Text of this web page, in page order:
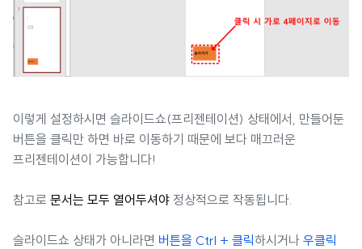
이렇게 설정하시면 슬라이드쇼(프리젠테이션) 상태에서, 만들어둔
버튼을 클릭만 하면 바로 이동하기 때문에 보다 매끄러운
프리젠테이션이 가능합니다!
참고로 문서는 모두 열어두셔야 정상적으로 작동됩니다.
슬라이드쇼 상태가 아니라면 버튼을 Ctrl + 클릭하시거나 우클릭